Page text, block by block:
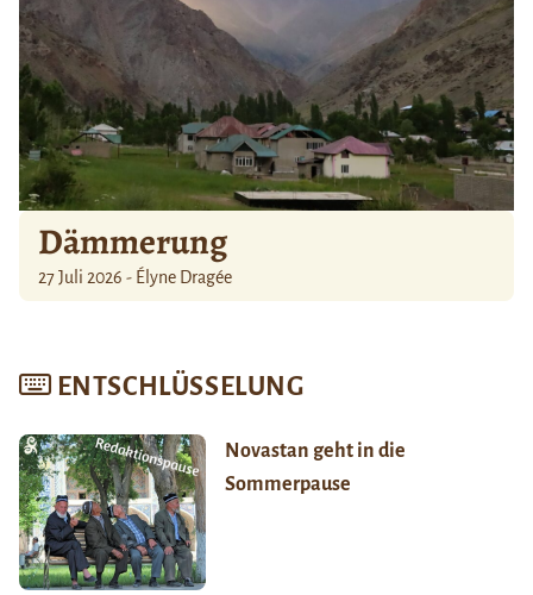
Dämmerung
27 Juli 2026 - Élyne Dragée
ENTSCHLÜSSELUNG
Novastan geht in die
Sommerpause